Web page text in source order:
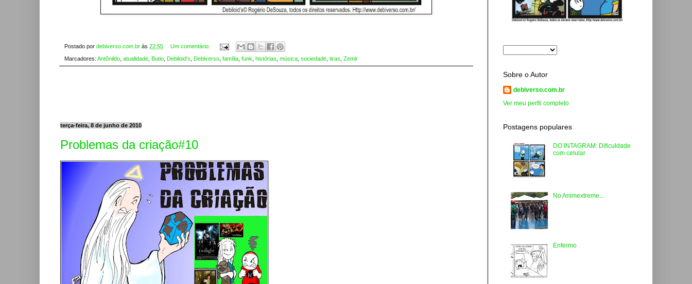
Postado por debiverso.com.br às 22:55 Um comentário:
Marcadores: Antônildo, atualidade, Butio, Debiloid's, Debiverso, família, funk, histórias, música, sociedade, tiras, Zemir
terça-feira, 8 de junho de 2010
Problemas da criação#10
Sobre o Autor
debiverso.com.br
Ver meu perfil completo
Postagens populares
DO INTAGRAM: Dificuldade
com celular
No Animextreme...
Enfermo